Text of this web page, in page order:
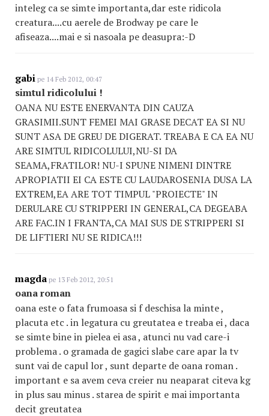
inteleg ca se simte importanta,dar este ridicola
creatura....cu aerele de Brodway pe care le
afiseaza....mai e si nasoala pe deasupra:-D
gabi pe 14 Feb 2012, 00:47
simtul ridicolului !
OANA NU ESTE ENERVANTA DIN CAUZA
GRASIMII.SUNT FEMEI MAI GRASE DECAT EA SI NU
SUNT ASA DE GREU DE DIGERAT. TREABA E CA EA NU
ARE SIMTUL RIDICOLULUI,NU-SI DA
SEAMA,FRATILOR! NU-I SPUNE NIMENI DINTRE
APROPIATII EI CA ESTE CU LAUDAROSENIA DUSA LA
EXTREM,EA ARE TOT TIMPUL "PROIECTE" IN
DERULARE CU STRIPPERI IN GENERAL,CA DEGEABA
ARE FAC.IN I FRANTA,CA MAI SUS DE STRIPPERI SI
DE LIFTIERI NU SE RIDICA!!!
magda pe 13 Feb 2012, 20:51
oana roman
oana este o fata frumoasa si f deschisa la minte ,
placuta etc . in legatura cu greutatea e treaba ei , daca
se simte bine in pielea ei asa , atunci nu vad care-i
problema . o gramada de gagici slabe care apar la tv
sunt vai de capul lor , sunt departe de oana roman .
important e sa avem ceva creier nu neaparat citeva kg
in plus sau minus . starea de spirit e mai importanta
decit greutatea